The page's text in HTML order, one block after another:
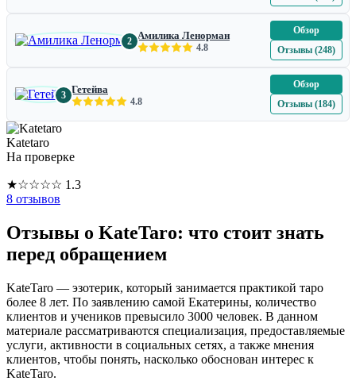
2 Амилика Ленорман
4.8
Обзор
Отзывы (248)
3 Гетейва
4.8
Обзор
Отзывы (184)
Katetaro
На проверке
★☆☆☆☆ 1.3
8 отзывов
Отзывы о KateTaro: что стоит знать
перед обращением
KateTaro — эзотерик, который занимается практикой таро
более 8 лет. По заявлению самой Екатерины, количество
клиентов и учеников превысило 3000 человек. В данном
материале рассматриваются специализация, предоставляемые
услуги, активности в социальных сетях, а также мнения
клиентов, чтобы понять, насколько обоснован интерес к
KateTaro.